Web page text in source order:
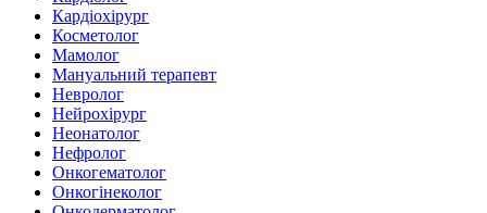
Кардіохірург
Косметолог
Мамолог
Мануальний терапевт
Невролог
Нейрохірург
Неонатолог
Нефролог
Онкогематолог
Онкогінеколог